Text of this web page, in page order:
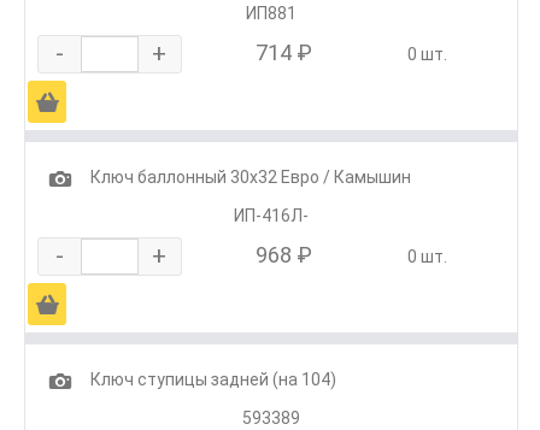
ИП881
- + 714 ₽ 0 шт.
Ä
1
Ключ баллонный 30х32 Евро / Камышин
ИП-416Л-
- + 968 ₽ 0 шт.
Ä
1
Ключ ступицы задней (на 104)
593389